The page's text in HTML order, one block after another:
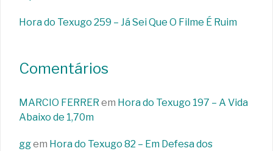
Hora do Texugo 259 – Já Sei Que O Filme É Ruim
Comentários
MARCIO FERRER em Hora do Texugo 197 – A Vida
Abaixo de 1,70m
ggem Hora do Texugo 82 – Em Defesa dos